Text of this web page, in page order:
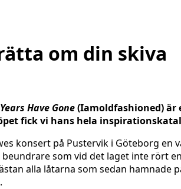
om din skiva
Have Gone(Iamoldfashioned) är
fick vi hans hela
konsert på Pustervik i Göteborg
som vid det laget inte rört
alla låtarna som sedan